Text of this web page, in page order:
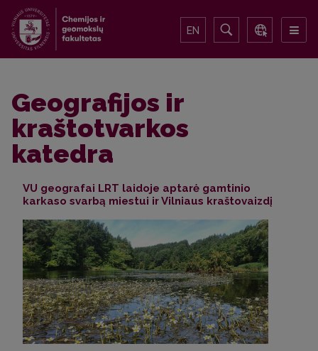
EN
Geografijos ir
kraštotvarkos
katedra
VU geografai LRT laidoje aptarė gamtinio
karkaso svarbą miestui ir Vilniaus kraštovaizdį